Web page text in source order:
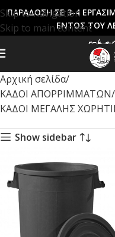
Skip to navigation
Skip to main content
ΠΑΡΑΔΟΣΗ ΣΕ 3-4
ΕΝΤΟΣ ΤΟΥ
Αρχική σελίδα
ΚΑΔΟΙ ΑΠΟΡΡΙΜΜΑΤΩΝ
ΚΑΔΟΙ ΜΕΓΑΛΗΣ
Show sidebar